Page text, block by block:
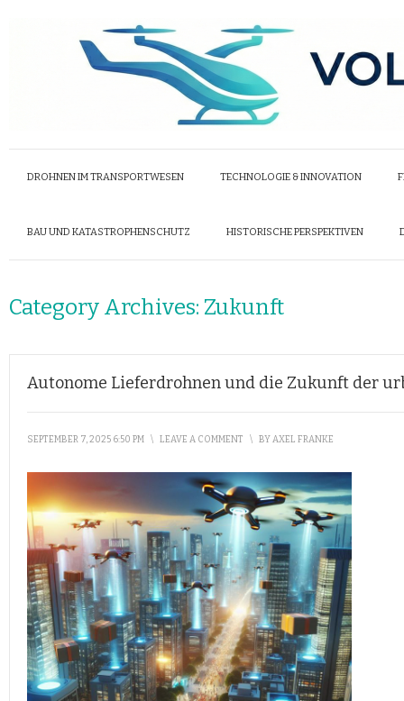
DROHNEN IM TRANSPORTWESEN TECHNOLOGIE & INNOVATION
BAU UND KATASTROPHENSCHUTZ HISTORISCHE PERSPEKTIVEN
Category Archives: Zukunft
Autonome Lieferdrohnen und die Zukunft der
SEPTEMBER 7, 2025 6:50 PM \ LEAVE A COMMENT \ BYAXEL FRANKE